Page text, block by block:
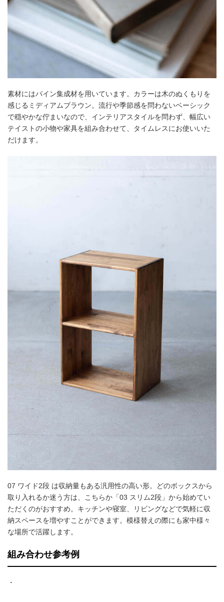
素材にはパイン集成材を用いています。カラーは木のぬくもりを
感じるミディアムブラウン。流行や季節感を問わないベーシック
で穏やかな佇まいなので、インテリアスタイルを問わず、幅広い
テイストの小物や家具を組み合わせて、タイムレスにお使いいた
だけます。
07 ワイド2段 は収納量もある汎用性の高い形。どのボックスから
取り入れるか迷う方は、こちらか「03 スリム2段」から始めてい
ただくのがおすすめ。キッチンや寝室、リビングなどで気軽に収
納スペースを増やすことができます。模様替えの際にも家中様々
な場所で活躍します。
組み合わせ参考例
・